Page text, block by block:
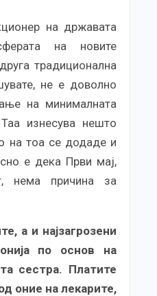
на државата
на новите
традиционална
не е доволно
на минималната
изнесува нешто
на тоа се додаде и
е дека Први мај,
нема причина за
а и најзагрозени
по основ на
сестра. Платите
оние на лекарите,